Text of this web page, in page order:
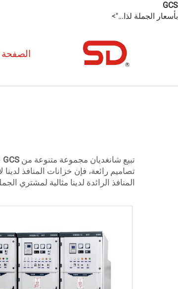
GCS
بأسعار الجملة لذا...">
الصفحة
تبيع شانغديان مجموعة متنوعة من GCS
تصاميم رائعة، فإن خزانات المنافذ
المنافذ الرائدة لدينا مثالية